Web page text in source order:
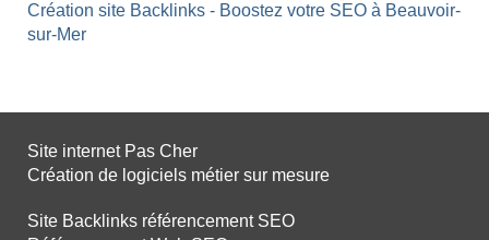
Création site Backlinks - Boostez votre SEO à Beauvoir-
sur-Mer
Site internet Pas Cher
Création de logiciels métier sur mesure
Site Backlinks référencement SEO